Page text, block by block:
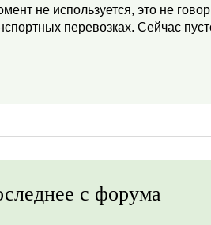
не используется, это не
перевозках. Сейчас
с форума